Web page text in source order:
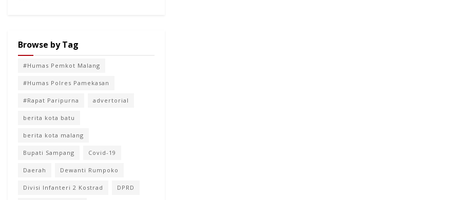
Browse by Tag
#Humas Pemkot Malang
#Humas Polres Pamekasan
#Rapat Paripurna advertorial
berita kota batu
berita kota malang
Bupati Sampang Covid-19
Daerah Dewanti Rumpoko
Divisi Infanteri 2 Kostrad DPRD